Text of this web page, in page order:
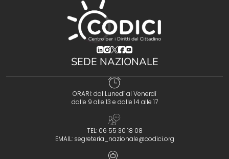
(opens in a new tab)
(opens in a new tab)
(opens in a new tab)
(opens in a new tab)
(opens in a new tab)
SEDE NAZIONALE
ORARI: dal Lunedì al Venerdì
dalle 9 alle 13 e dalle 14 alle 17
TEL: 06 55 30 18 08
EMAIL: segreteria_nazionale@codici.org